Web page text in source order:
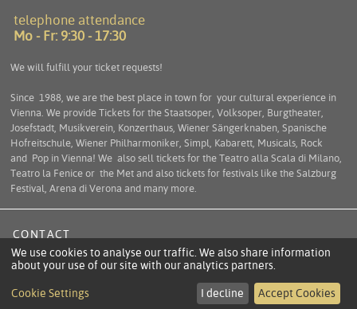
telephone attendance
Mo - Fr: 9:30 - 17:30
We will fulfill your ticket requests!
Since 1988, we are the best place in town for your cultural experience in
Vienna. We provide Tickets for the Staatsoper, Volksoper, Burgtheater,
Josefstadt, Musikverein, Konzerthaus, Wiener Sängerknaben, Spanische
Hofreitschule, Wiener Philharmoniker, Simpl, Kabarett, Musicals, Rock
and Pop in Vienna! We also sell tickets for the Teatro alla Scala di Milano,
Teatro la Fenice or the Met and also tickets for festivals like the Salzburg
Festival, Arena di Verona and many more.
CONTACT
TERMS
INFORMATION ACCORDING TO ECL
We use cookies to analyse our traffic. We also share information
about your use of our site with our analytics partners.
Cookie Settings I decline Accept Cookies